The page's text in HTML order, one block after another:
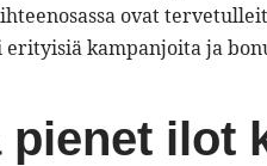
ovat
kampanjoita ja
ilot